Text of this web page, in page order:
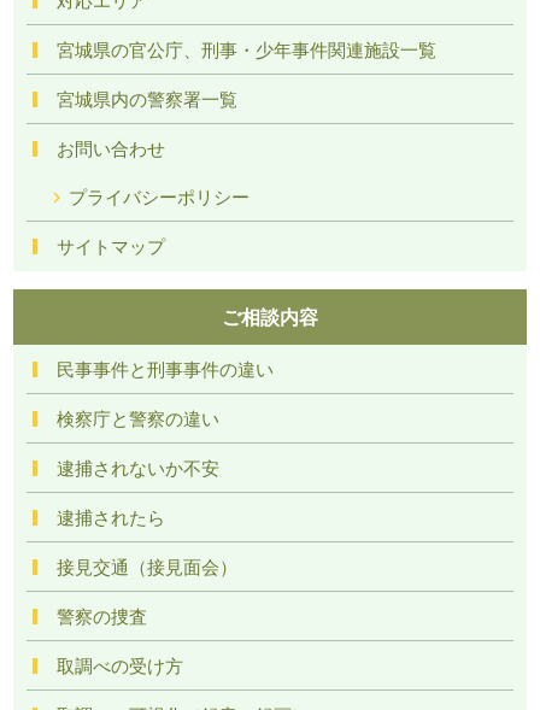
宮城県の官公庁、刑事・少年事件関連施設一覧
宮城県内の警察署一覧
お問い合わせ
プライバシーポリシー
サイトマップ
ご相談内容
民事事件と刑事事件の違い
検察庁と警察の違い
逮捕されないか不安
逮捕されたら
接見交通（接見面会）
警察の捜査
取調べの受け方